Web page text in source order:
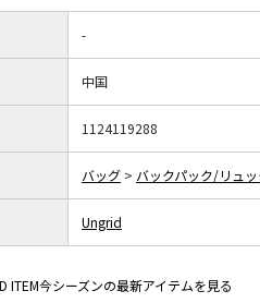
-
中国
1124119288
バッグ > バックパック/リュッ
Ungrid